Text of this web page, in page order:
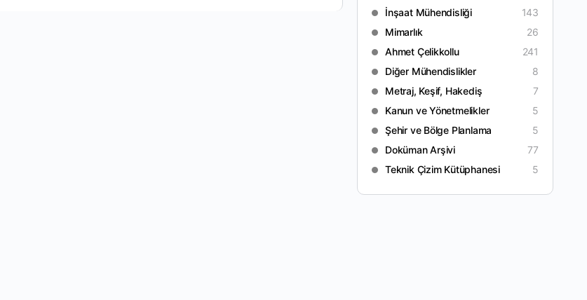
İnşaat Mühendisliği
143
Mimarlık
26
Ahmet Çelikkollu
241
Diğer Mühendislikler
8
Metraj, Keşif, Hakediş
7
Kanun ve Yönetmelikler
5
Şehir ve Bölge Planlama
5
Doküman Arşivi
77
Teknik Çizim Kütüphanesi
5